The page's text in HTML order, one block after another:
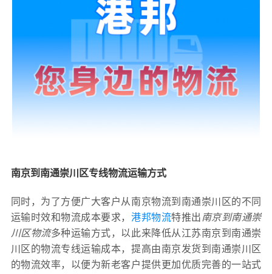
南京到南通崇川区专线物流运输方式
同时，为了方便广大客户从南京物流到南通崇川区的不同
运输时效和物流成本要求， 港邦物流特推出 南京到南通崇
川区物流多种运输方式，以此来降低从江苏南京到南通崇
川区的物流专线运输成本，提高由南京发货到南通崇川区
的物流效率，以便为新老客户提供更加优质完善的一站式